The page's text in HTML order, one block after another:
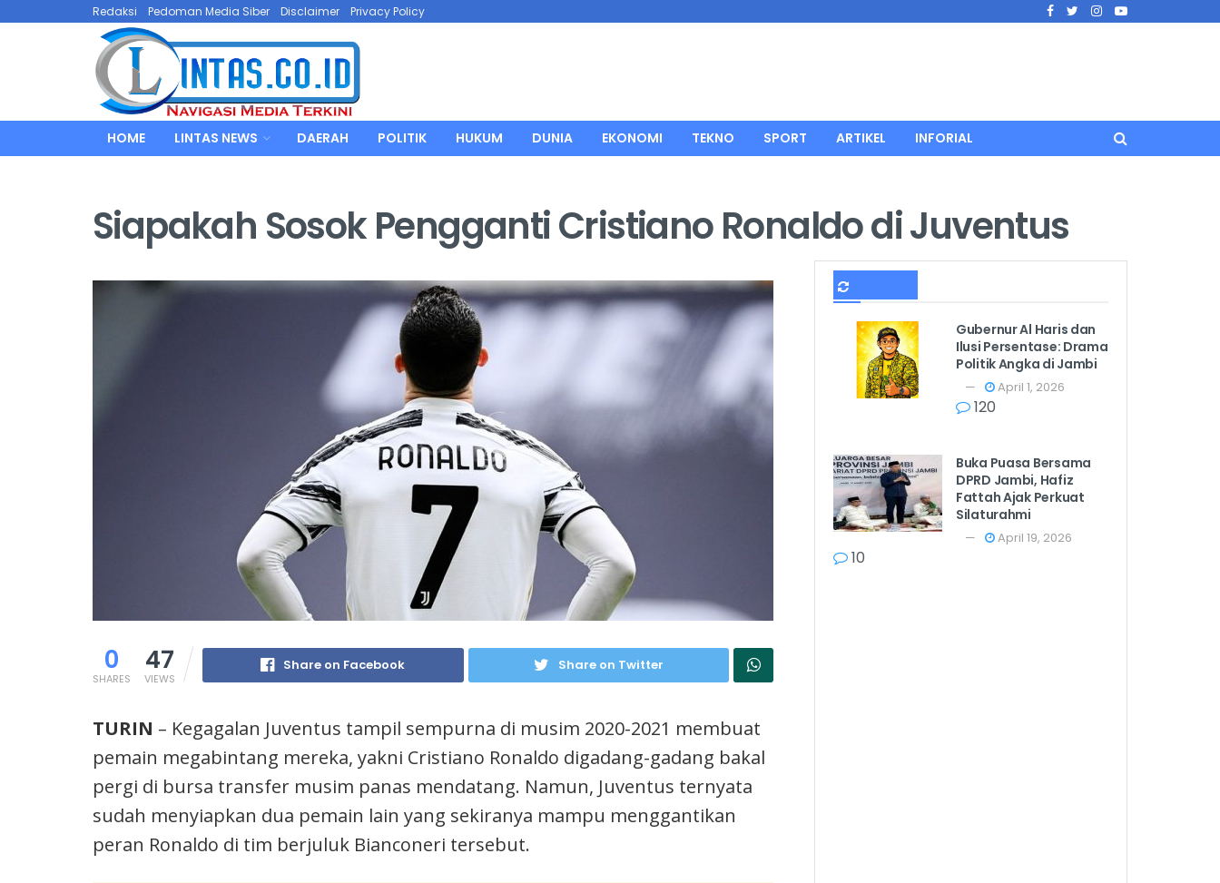
Redaksi Pedoman Media Siber Disclaimer Privacy Policy
HOME LINTAS NEWS DAERAH POLITIK HUKUM DUNIA EKONOMI TEKNO SPORT ARTIKEL INFORIAL
Siapakah Sosok Pengganti Cristiano Ronaldo di Juventus
0
SHARES
47
VIEWS
Share on Facebook Share on Twitter
TURIN – Kegagalan Juventus tampil sempurna di musim 2020-2021 membuat
pemain megabintang mereka, yakni Cristiano Ronaldo digadang-gadang bakal
pergi di bursa transfer musim panas mendatang. Namun, Juventus ternyata
sudah menyiapkan dua pemain lain yang sekiranya mampu menggantikan
peran Ronaldo di tim berjuluk Bianconeri tersebut.
Gubernur Al Haris dan
Ilusi Persentase: Drama
Politik Angka di Jambi
April 1, 2026
120
Buka Puasa Bersama
DPRD Jambi, Hafiz
Fattah Ajak Perkuat
Silaturahmi
April 19, 2026
10